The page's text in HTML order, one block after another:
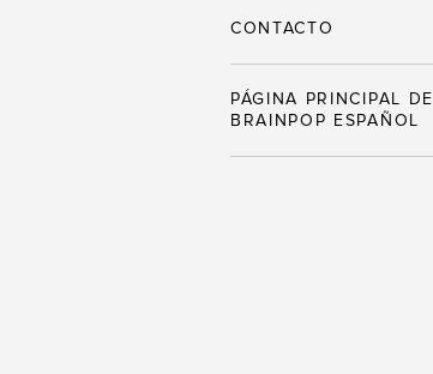
CONTACTO
PÁGINA PRINCIPAL DE
BRAINPOP ESPAÑOL